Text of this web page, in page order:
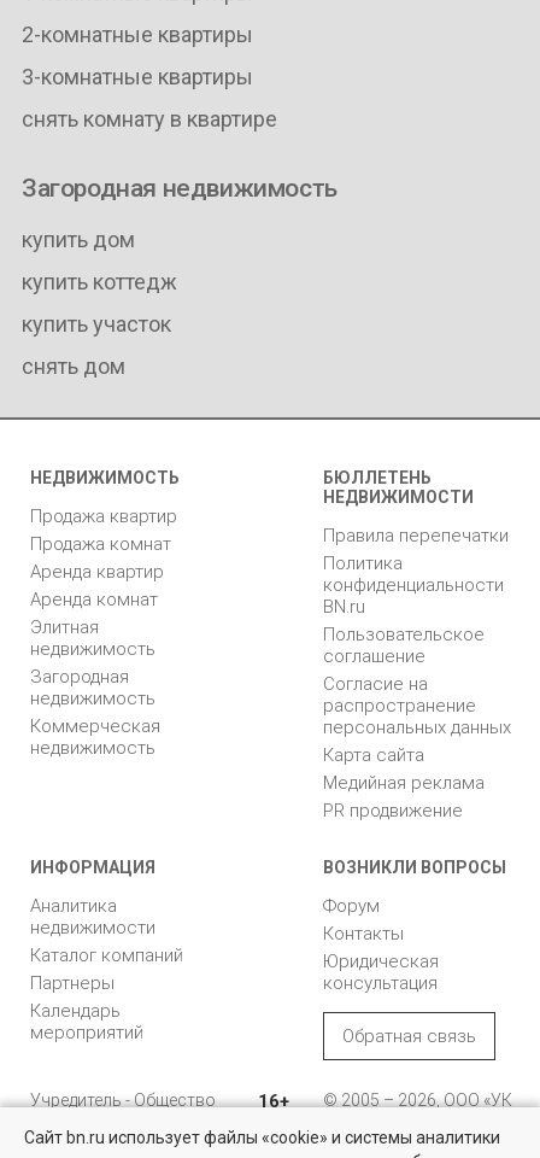
2-комнатные квартиры
3-комнатные квартиры
снять комнату в квартире
Загородная недвижимость
купить дом
купить коттедж
купить участок
снять дом
НЕДВИЖИМОСТЬ
Продажа квартир
Продажа комнат
Аренда квартир
Аренда комнат
Элитная
недвижимость
Загородная
недвижимость
Коммерческая
недвижимость
БЮЛЛЕТЕНЬ
НЕДВИЖИМОСТИ
Правила перепечатки
Политика
конфиденциальности
BN.ru
Пользовательское
соглашение
Согласие на
распространение
персональных данных
Карта сайта
Медийная реклама
PR продвижение
ИНФОРМАЦИЯ
Аналитика
недвижимости
Каталог компаний
Партнеры
Календарь
мероприятий
ВОЗНИКЛИ ВОПРОСЫ
Форум
Контакты
Юридическая
консультация
Обратная связь
Учредитель - Общество
ответственностью
16+
© 2005 – 2026, ООО «УК
Сайт bn.ru использует файлы «cookie» и системы аналитики